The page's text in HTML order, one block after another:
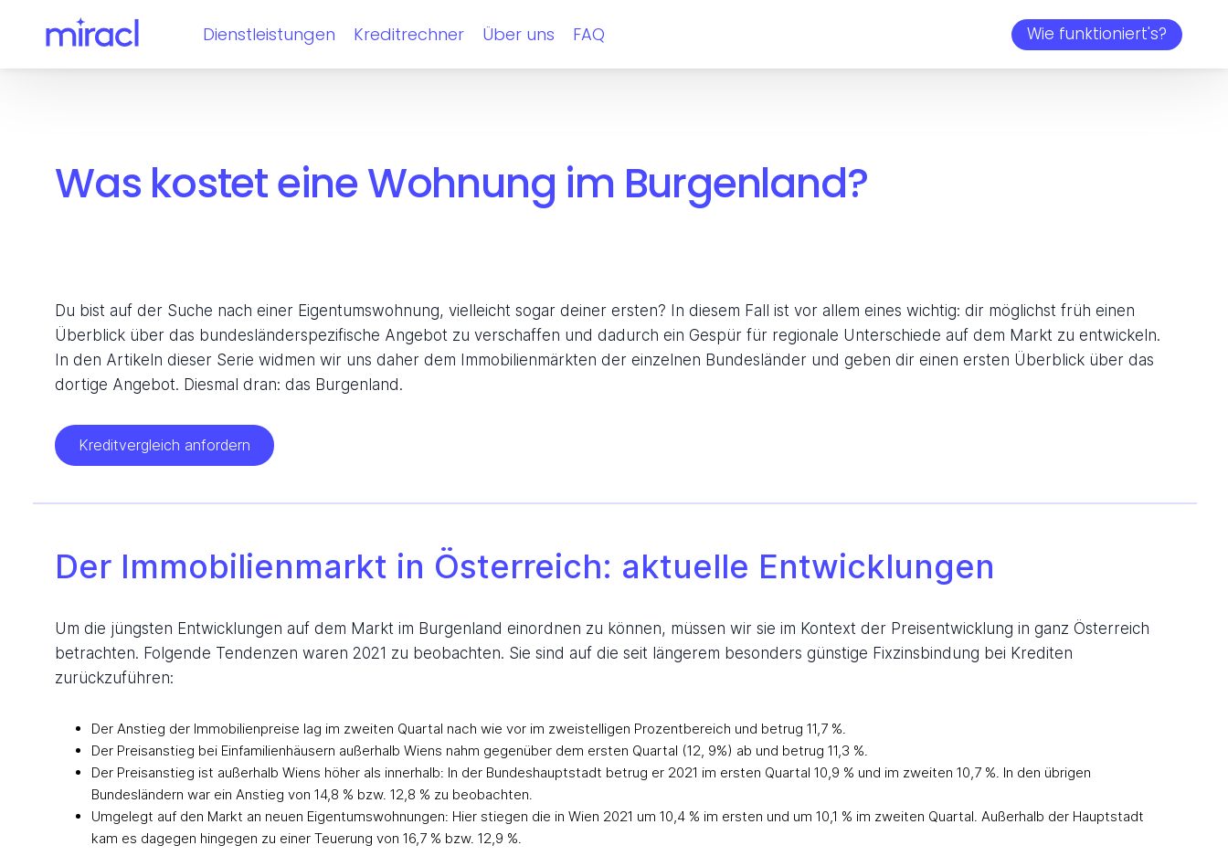
Dienstleistungen
Baukreditrechner
Kreditrechner Über uns FAQ Wie funktioniert's?
Was kostet eine Wohnung im Burgenland?
Du bist auf der Suche nach einer Eigentumswohnung, vielleicht sogar deiner ersten? In diesem Fall ist vor allem eines wichtig: dir möglichst früh einen
Überblick über das bundesländerspezifische Angebot zu verschaffen und dadurch ein Gespür für regionale Unterschiede auf dem Markt zu entwickeln.
In den Artikeln dieser Serie widmen wir uns daher dem Immobilienmärkten der einzelnen Bundesländer und geben dir einen ersten Überblick über das
dortige Angebot. Diesmal dran: das Burgenland.
Kreditvergleich anfordern
Der Immobilienmarkt in Österreich: aktuelle Entwicklungen
Um die jüngsten Entwicklungen auf dem Markt im Burgenland einordnen zu können, müssen wir sie im Kontext der Preisentwicklung in ganz Österreich
betrachten. Folgende Tendenzen waren 2021 zu beobachten. Sie sind auf die seit längerem besonders günstige Fixzinsbindung bei Krediten
zurückzuführen:
Der Anstieg der Immobilienpreise lag im zweiten Quartal nach wie vor im zweistelligen Prozentbereich und betrug 11,7 %.
Der Preisanstieg bei Einfamilienhäusern außerhalb Wiens nahm gegenüber dem ersten Quartal (12, 9%) ab und betrug 11,3 %.
Der Preisanstieg ist außerhalb Wiens höher als innerhalb: In der Bundeshauptstadt betrug er 2021 im ersten Quartal 10,9 % und im zweiten 10,7 %. In den übrigen
Bundesländern war ein Anstieg von 14,8 % bzw. 12,8 % zu beobachten.
Umgelegt auf den Markt an neuen Eigentumswohnungen: Hier stiegen die in Wien 2021 um 10,4 % im ersten und um 10,1 % im zweiten Quartal. Außerhalb der Hauptstadt
kam es dagegen hingegen zu einer Teuerung von 16,7 % bzw. 12,9 %.